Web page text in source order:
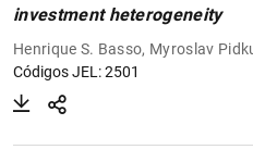
investment heterogeneity
Henrique S. Basso, Myroslav
Códigos JEL: 2501